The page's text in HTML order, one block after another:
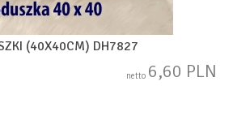
(40X40CM) DH7827
netto 6,60 PLN